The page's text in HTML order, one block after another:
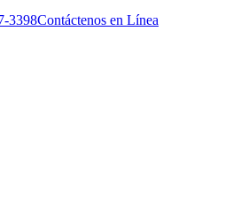
3398Contáctenos en Línea